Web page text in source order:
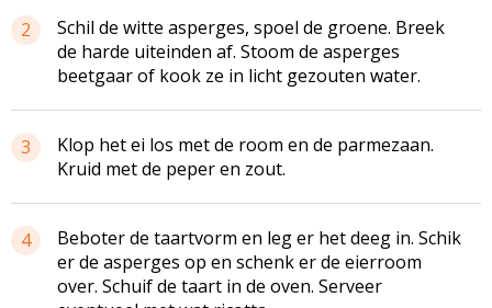
2
Schil de witte asperges, spoel de groene. Breek
de harde uiteinden af. Stoom de asperges
beetgaar of kook ze in licht gezouten water.
3
Klop het ei los met de room en de parmezaan.
Kruid met de peper en zout.
4
Beboter de taartvorm en leg er het deeg in. Schik
er de asperges op en schenk er de eierroom
over. Schuif de taart in de oven. Serveer